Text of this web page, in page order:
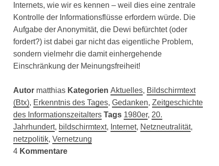
Internets, wie wir es kennen – weil dies eine zentrale
Kontrolle der Informationsflüsse erfordern würde. Die
Aufgabe der Anonymität, die Dewi befürchtet (oder
fordert?) ist dabei gar nicht das eigentliche Problem,
sondern vielmehr die damit einhergehende
Einschränkung der Meinungsfreiheit!
Autor matthias Kategorien Aktuelles, Bildschirmtext
(Btx), Erkenntnis des Tages, Gedanken, Zeitgeschichte
des Informationszeitalters Tags 1980er, 20.
Jahrhundert, bildschirmtext, Internet, Netzneutralität,
netzpolitik, Vernetzung
4Kommentare